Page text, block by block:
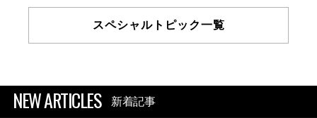
スペシャルトピック一覧
NEW ARTICLES 新着記事